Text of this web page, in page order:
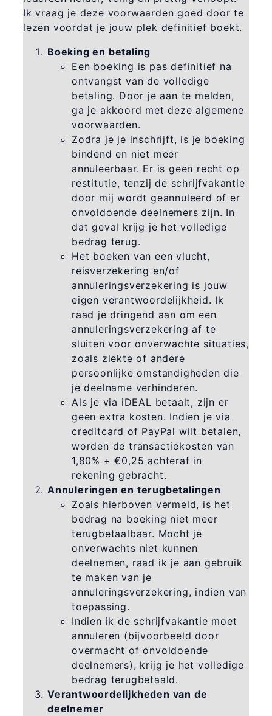
Ik vraag je deze voorwaarden goed door te
lezen voordat je jouw plek definitief boekt.
Boeking en betaling
Een boeking is pas definitief na
ontvangst van de volledige
betaling. Door je aan te melden,
ga je akkoord met deze algemene
voorwaarden.
Zodra je je inschrijft, is je boeking
bindend en niet meer
annuleerbaar. Er is geen recht op
restitutie, tenzij de schrijfvakantie
door mij wordt geannuleerd of er
onvoldoende deelnemers zijn. In
dat geval krijg je het volledige
bedrag terug.
Het boeken van een vlucht,
reisverzekering en/of
annuleringsverzekering is jouw
eigen verantwoordelijkheid. Ik
raad je dringend aan om een
annuleringsverzekering af te
sluiten voor onverwachte situaties,
zoals ziekte of andere
persoonlijke omstandigheden die
je deelname verhinderen.
Als je via iDEAL betaalt, zijn er
geen extra kosten. Indien je via
creditcard of PayPal wilt betalen,
worden de transactiekosten van
1,80% + €0,25 achteraf in
rekening gebracht.
Annuleringen en terugbetalingen
Zoals hierboven vermeld, is het
bedrag na boeking niet meer
terugbetaalbaar. Mocht je
onverwachts niet kunnen
deelnemen, raad ik je aan gebruik
te maken van je
annuleringsverzekering, indien van
toepassing.
Indien ik de schrijfvakantie moet
annuleren (bijvoorbeeld door
overmacht of onvoldoende
deelnemers), krijg je het volledige
bedrag terugbetaald.
Verantwoordelijkheden van de
deelnemer